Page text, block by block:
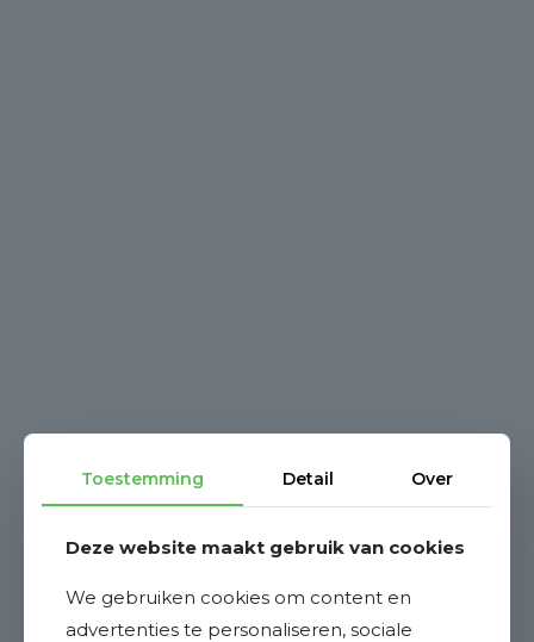
Toestemming Detail Over
Deze website maakt gebruik van cookies
We gebruiken cookies om content en
advertenties te personaliseren, sociale